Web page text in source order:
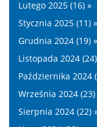
Lutego 2025 (16) »
Stycznia 2025 (11) »
Grudnia 2024 (19) »
Listopada 2024
Października 2024
Września 2024 (23)
Sierpnia 2024 (22)